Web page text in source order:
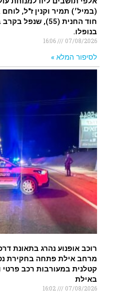
בנופלו.
07/08/2026
16:06
לסיפור המלא »
רוכב אופנוע נהרג בתאונת
מרחב אילת פתחה בחקירת
קטלנית במעורבות רכב פרטי
באילת
07/08/2026
16:02